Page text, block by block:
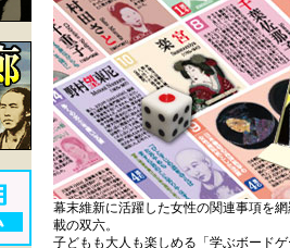
幕末維新に活躍した女性の関連事項を
載の双六。
子どもも大人も楽しめる「学ぶボード